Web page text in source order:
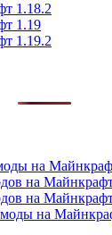
1.18.2
1.19
1.19.2
на
на
на
на